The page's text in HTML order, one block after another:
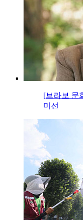
[브라보 문
미선